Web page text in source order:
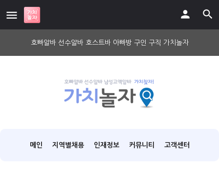
호빠알바 선수알바 호스트바 아빠방 구인 구직 가치놀자
메인 지역별채용 인재정보 커뮤니티 고객센터